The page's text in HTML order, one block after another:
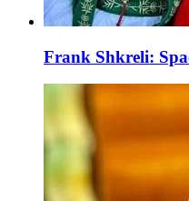
Frank Shkreli: